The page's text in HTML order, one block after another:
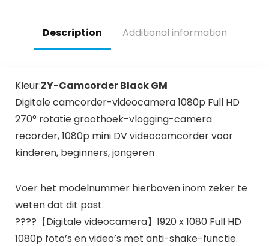
Description Additional information
Kleur:ZY-Camcorder Black GM
Digitale camcorder-videocamera 1080p Full HD
270° rotatie groothoek-vlogging-camera
recorder, 1080p mini DV videocamcorder voor
kinderen, beginners, jongeren
Voer het modelnummer hierboven inom zeker te
weten dat dit past.
????【Digitale videocamera】1920 x 1080 Full HD
1080p foto’s en video’s met anti-shake-functie.